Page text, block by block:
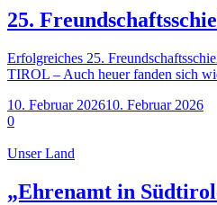
25.
Erfolgreiches 25.
TIROL – Auch heuer fanden sich
10. Februar 202610. Februar 2026
0
Unser Land
„Ehrenamt in